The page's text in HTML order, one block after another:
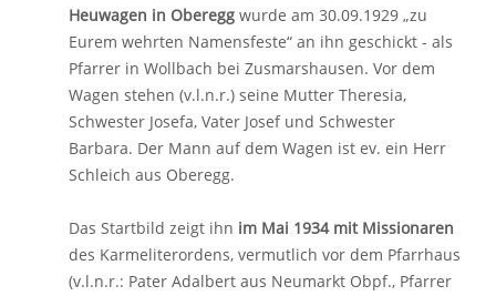
Heuwagen in Oberegg wurde am 30.09.1929 „zu
Eurem wehrten Namensfeste“ an ihn geschickt - als
Pfarrer in Wollbach bei Zusmarshausen. Vor dem
Wagen stehen (v.l.n.r.) seine Mutter Theresia,
Schwester Josefa, Vater Josef und Schwester
Barbara. Der Mann auf dem Wagen ist ev. ein Herr
Schleich aus Oberegg.
Das Startbild zeigt ihn im Mai 1934 mit Missionaren
des Karmeliterordens, vermutlich vor dem Pfarrhaus
(v.l.n.r.: Pater Adalbert aus Neumarkt Obpf., Pfarrer